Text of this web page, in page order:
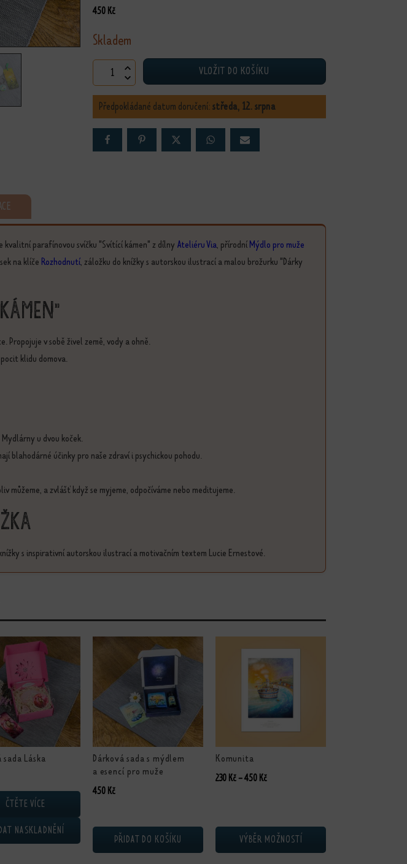
450 Kč
Skladem
Dárková sada Volání dálek množství
VLOŽIT DO KOŠÍKU
Předpokládané datum doručení:středa, 12. srpna
kvalitní parafínovou svíčku "Svítící kámen" z dílny Ateliéru Via, přírodníMýdlo pro muže
na klíče Rozhodnutí, záložku do knížky s autorskou ilustrací a malou brožurku "Dárky
Propojuje v sobě živel země, vody a ohně.
klidu domova.
u dvou koček.
blahodárné účinky pro naše zdraví i psychickou pohodu.
můžeme, a zvlášť když se myjeme, odpočíváme nebo meditujeme.
s inspirativní autorskou ilustrací a motivačním textem Lucie Ernestové.
sada Láska
ČTĚTE VÍCE
NASKLADNĚNÍ
Dárková sada s mýdlem
a esencí pro muže
450 Kč
PŘIDAT DO KOŠÍKU
Komunita
230 Kč –450 KčRozpětí cen: 230 Kč až 450 Kč
VÝBĚR MOŽNOSTÍ